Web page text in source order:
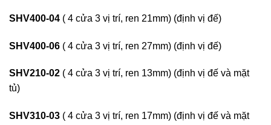
SHV400-04 ( 4 cửa 3 vị trí, ren 21mm) (định vị đế)
SHV400-06 ( 4 cửa 3 vị trí, ren 27mm) (định vị đế)
SHV210-02 ( 4 cửa 3 vị trí, ren 13mm) (định vị đế và mặt
tủ)
SHV310-03 ( 4 cửa 3 vị trí, ren 17mm) (định vị đế và mặt